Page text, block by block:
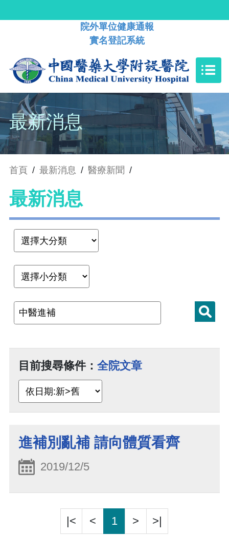
院外單位健康通報
實名登記系統
最新消息
首頁 / 最新消息 / 醫療新聞 /
最新消息
目前搜尋條件： 全院文章
進補別亂補 請向體質看齊
2019/12/5
|< < 1 > >|